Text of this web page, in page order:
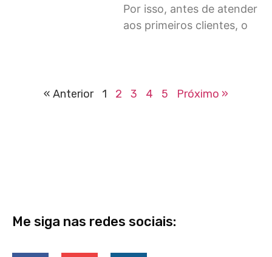
Por isso, antes de atender
aos primeiros clientes, o
« Anterior 1 2 3 4 5 Próximo »
Me siga nas redes sociais: